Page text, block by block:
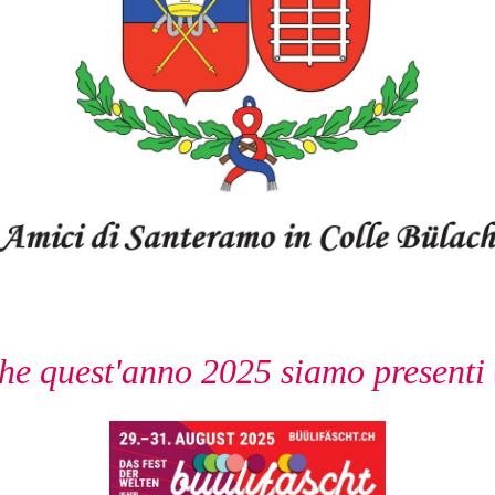
quest'anno 2025 siamo